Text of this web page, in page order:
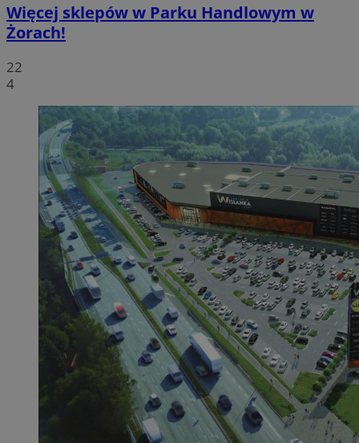
Więcej sklepów w Parku Handlowym w
Żorach!
22
4